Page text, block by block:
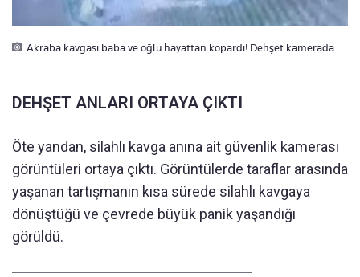
Akraba kavgası baba ve oğlu hayattan kopardı! Dehşet kamerada
DEHŞET ANLARI ORTAYA ÇIKTI
Öte yandan, silahlı kavga anına ait güvenlik kamerası
görüntüleri ortaya çıktı. Görüntülerde taraflar arasında
yaşanan tartışmanın kısa sürede silahlı kavgaya
dönüştüğü ve çevrede büyük panik yaşandığı
görüldü.